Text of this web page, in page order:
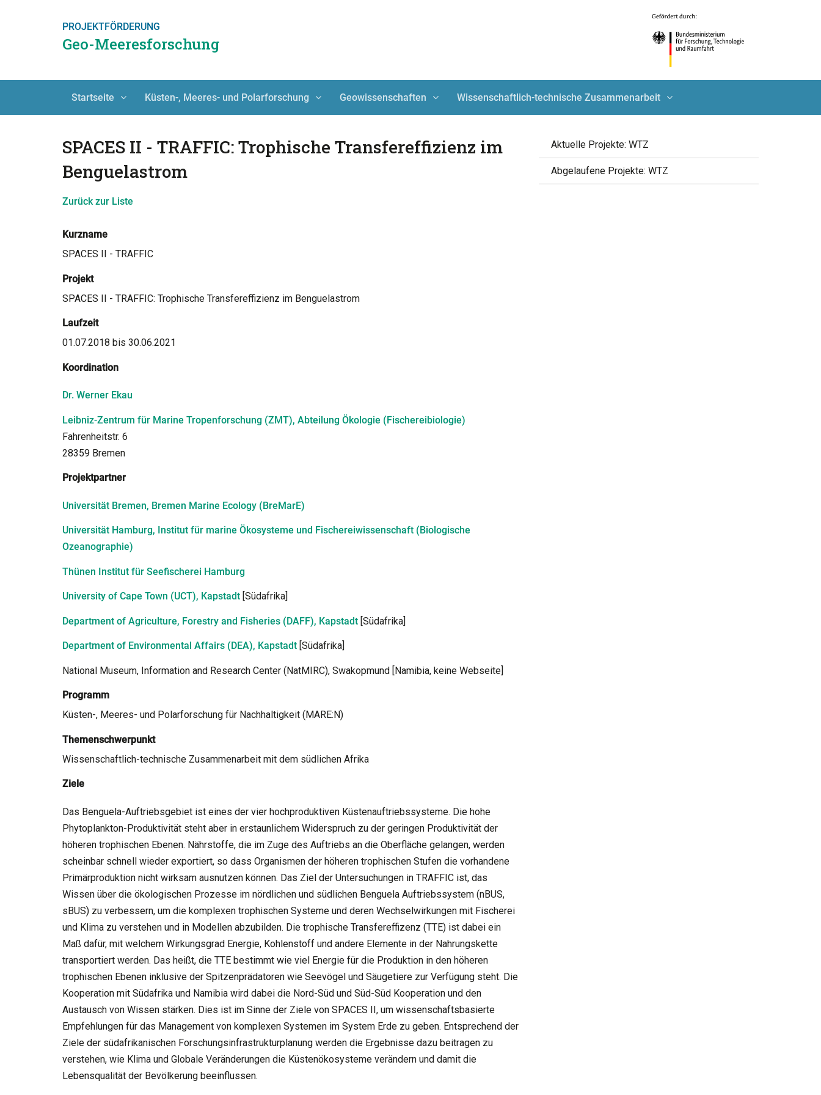
PROJEKTFÖRDERUNG
Geo-Meeresforschung
Startseite Küsten-, Meeres- und Polarforschung Geowissenschaften Wissenschaftlich-technische Zusammenarbeit
SPACES II - TRAFFIC: Trophische Transfereffizienz im
Benguelastrom
Zurück zur Liste
Kurzname
SPACES II - TRAFFIC
Projekt
SPACES II - TRAFFIC: Trophische Transfereffizienz im Benguelastrom
Laufzeit
01.07.2018 bis 30.06.2021
Koordination
Dr. Werner Ekau
Leibniz-Zentrum für Marine Tropenforschung (ZMT), Abteilung Ökologie (Fischereibiologie)
Fahrenheitstr. 6
28359 Bremen
Projektpartner
Universität Bremen, Bremen Marine Ecology (BreMarE)
Universität Hamburg, Institut für marine Ökosysteme und Fischereiwissenschaft (Biologische
Ozeanographie)
Thünen Institut für Seefischerei Hamburg
University of Cape Town (UCT), Kapstadt [Südafrika]
Department of Agriculture, Forestry and Fisheries (DAFF), Kapstadt [Südafrika]
Department of Environmental Affairs (DEA), Kapstadt [Südafrika]
National Museum, Information and Research Center (NatMIRC), Swakopmund [Namibia, keine Webseite]
Programm
Küsten-, Meeres- und Polarforschung für Nachhaltigkeit (MARE:N)
Themenschwerpunkt
Wissenschaftlich-technische Zusammenarbeit mit dem südlichen Afrika
Ziele
Das Benguela-Auftriebsgebiet ist eines der vier hochproduktiven Küstenauftriebssysteme. Die hohe
Phytoplankton-Produktivität steht aber in erstaunlichem Widerspruch zu der geringen Produktivität der
höheren trophischen Ebenen. Nährstoffe, die im Zuge des Auftriebs an die Oberfläche gelangen, werden
scheinbar schnell wieder exportiert, so dass Organismen der höheren trophischen Stufen die vorhandene
Primärproduktion nicht wirksam ausnutzen können. Das Ziel der Untersuchungen in TRAFFIC ist, das
Wissen über die ökologischen Prozesse im nördlichen und südlichen Benguela Auftriebssystem (nBUS,
sBUS) zu verbessern, um die komplexen trophischen Systeme und deren Wechselwirkungen mit Fischerei
und Klima zu verstehen und in Modellen abzubilden. Die trophische Transfereffizenz (TTE) ist dabei ein
Maß dafür, mit welchem Wirkungsgrad Energie, Kohlenstoff und andere Elemente in der Nahrungskette
transportiert werden. Das heißt, die TTE bestimmt wie viel Energie für die Produktion in den höheren
trophischen Ebenen inklusive der Spitzenprädatoren wie Seevögel und Säugetiere zur Verfügung steht. Die
Kooperation mit Südafrika und Namibia wird dabei die Nord-Süd und Süd-Süd Kooperation und den
Austausch von Wissen stärken. Dies ist im Sinne der Ziele von SPACES II, um wissenschaftsbasierte
Empfehlungen für das Management von komplexen Systemen im System Erde zu geben. Entsprechend der
Ziele der südafrikanischen Forschungsinfrastrukturplanung werden die Ergebnisse dazu beitragen zu
verstehen, wie Klima und Globale Veränderungen die Küstenökosysteme verändern und damit die
Lebensqualität der Bevölkerung beeinflussen.
Aktuelle Projekte: WTZ
Abgelaufene Projekte: WTZ